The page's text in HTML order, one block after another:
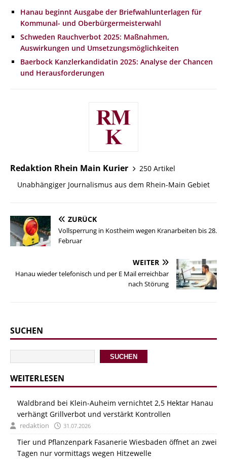
Hanau beginnt Ausgabe der Briefwahlunterlagen für
Kommunal- und Oberbürgermeisterwahl
Schweden Rauchverbot 2025: Maßnahmen,
Auswirkungen und Umsetzungsmöglichkeiten
Baerbock Kanzlerkandidatin 2025: Analyse der Chancen
und Herausforderungen
Redaktion Rhein Main Kurier
250 Artikel
Unabhängiger Journalismus aus dem Rhein-Main Gebiet
ZURÜCK
Vollsperrung in Kostheim wegen Kranarbeiten bis 28.
Februar
WEITER
Hanau wieder telefonisch und per E Mail erreichbar
nach Störung
SUCHEN
SUCHEN
WEITERLESEN
Waldbrand bei Klein-Auheim vernichtet 2,5 Hektar Hanau
verhängt Grillverbot und verstärkt Kontrollen
redaktion 31.07.2026
Tier und Pflanzenpark Fasanerie Wiesbaden öffnet an zwei
Tagen nur vormittags wegen Hitzewelle